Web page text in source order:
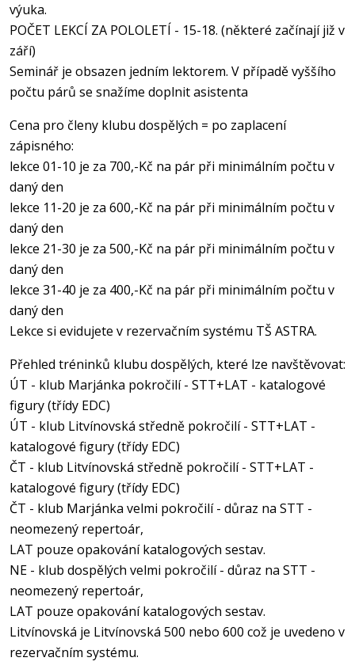
výuka.
POČET LEKCÍ ZA POLOLETÍ - 15-18. (některé začínají již v
září)
Seminář je obsazen jedním lektorem. V případě vyššího
počtu párů se snažíme doplnit asistenta
Cena pro členy klubu dospělých = po zaplacení
zápisného:
lekce 01-10 je za 700,-Kč na pár při minimálním počtu v
daný den
lekce 11-20 je za 600,-Kč na pár při minimálním počtu v
daný den
lekce 21-30 je za 500,-Kč na pár při minimálním počtu v
daný den
lekce 31-40 je za 400,-Kč na pár při minimálním počtu v
daný den
Lekce si evidujete v rezervačním systému TŠ ASTRA.
Přehled tréninků klubu dospělých, které lze navštěvovat:
ÚT - klub Marjánka pokročilí - STT+LAT - katalogové
figury (třídy EDC)
ÚT - klub Litvínovská středně pokročilí - STT+LAT -
katalogové figury (třídy EDC)
ČT - klub Litvínovská středně pokročilí - STT+LAT -
katalogové figury (třídy EDC)
ČT - klub Marjánka velmi pokročilí - důraz na STT -
neomezený repertoár,
LAT pouze opakování katalogových sestav.
NE - klub dospělých velmi pokročilí - důraz na STT -
neomezený repertoár,
LAT pouze opakování katalogových sestav.
Litvínovská je Litvínovská 500 nebo 600 což je uvedeno v
rezervačním systému.